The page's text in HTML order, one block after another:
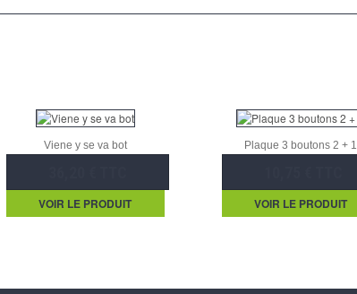
Viene y se va bot
VOIR LE PRODUIT
Plaque 3 boutons 2 + 1
VOIR LE PRODUIT